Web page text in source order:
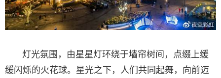
灯光氛围，由星星灯环绕于墙帘树间，点缀上缓
缓闪烁的火花球。星光之下，人们共同起舞，向前迈